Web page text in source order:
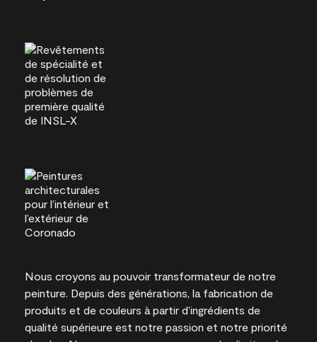
Nous croyons au pouvoir transformateur de notre
peinture. Depuis des générations, la fabrication de
produits et de couleurs à partir d’ingrédients de
qualité supérieure est notre passion et notre priorité